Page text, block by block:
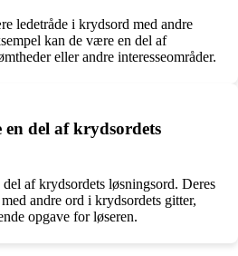
ledetråde i krydsord med andre
kan de være en del af
eller andre interesseområder.
del af krydsordets
af krydsordets løsningsord. Deres
andre ord i krydsordets gitter,
opgave for løseren.